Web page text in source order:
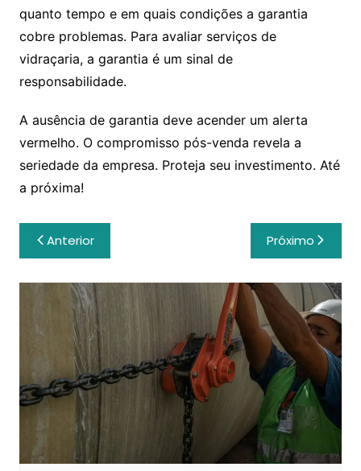
quanto tempo e em quais condições a garantia
cobre problemas. Para avaliar serviços de
vidraçaria, a garantia é um sinal de
responsabilidade.
A ausência de garantia deve acender um alerta
vermelho. O compromisso pós-venda revela a
seriedade da empresa. Proteja seu investimento. Até
a próxima!
Navegação
de
Post
Anterior Próximo